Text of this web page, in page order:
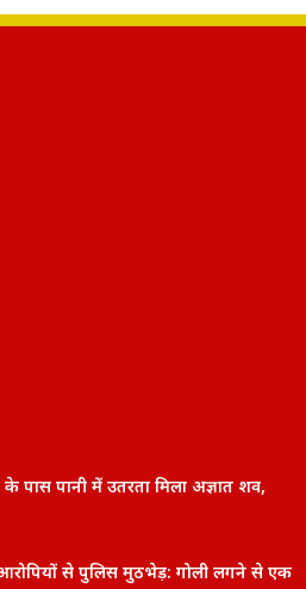
के पास पानी में उतरता मिला अज्ञात शव,
से पुलिस मुठभेड़: गोली लगने से एक